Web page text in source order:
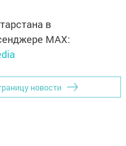
в
MАХ:
новости